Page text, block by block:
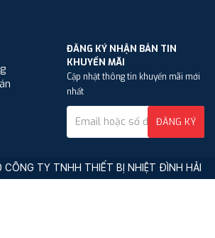
ĐĂNG KÝ NHẬN BẢN TIN
KHUYẾN MÃI
Cập nhật thông tin khuyến mãi mới
nhất
ĐĂNG KÝ
TY TNHH THIẾT BỊ NHIỆT ĐÌNH HẢI